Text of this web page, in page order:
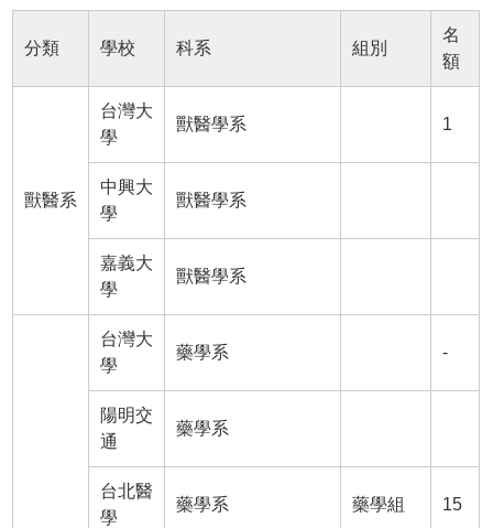
分類 學校 科系 組別
名
額
獸醫系
台灣大
學
獸醫學系 1
中興大
學
獸醫學系
嘉義大
學
獸醫學系
台灣大
學
藥學系 -
陽明交
通
藥學系
台北醫
學
藥學系 藥學組 15